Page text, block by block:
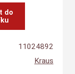
11024892
Kraus